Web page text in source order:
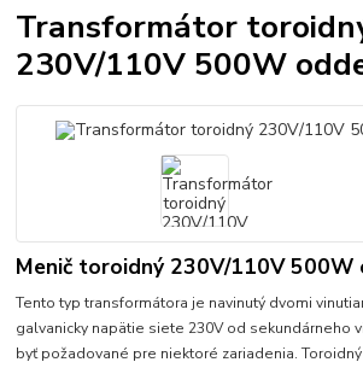
Transformátor
230V/110V 500W
Menič toroidný 230V/110V 500W
Tento typ transformátora je navinutý dvomi
galvanicky napätie siete 230V od sekundárneho
byť požadované pre niektoré zariadenia.